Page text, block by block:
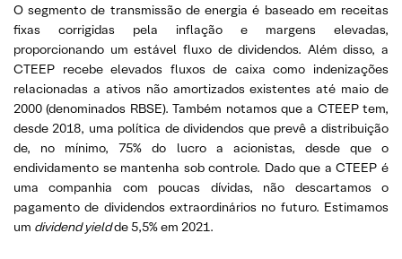
O segmento de transmissão de energia é baseado em receitas
fixas corrigidas pela inflação e margens elevadas,
proporcionando um estável fluxo de dividendos. Além disso, a
CTEEP recebe elevados fluxos de caixa como indenizações
relacionadas a ativos não amortizados existentes até maio de
2000 (denominados RBSE). Também notamos que a CTEEP tem,
desde 2018, uma política de dividendos que prevê a distribuição
de, no mínimo, 75% do lucro a acionistas, desde que o
endividamento se mantenha sob controle. Dado que a CTEEP é
uma companhia com poucas dívidas, não descartamos o
pagamento de dividendos extraordinários no futuro. Estimamos
um dividend yieldde 5,5% em 2021.